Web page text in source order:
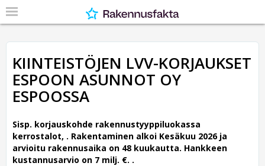
KIINTEISTÖJEN LVV-KORJAUKSET
ESPOON ASUNNOT OY
ESPOOSSA
Sisp. korjauskohde rakennustyyppiluokassa
kerrostalot, . Rakentaminen alkoi Kesäkuu 2026 ja
arvioitu rakennusaika on 48 kuukautta. Hankkeen
kustannusarvio on 7 milj. €. .